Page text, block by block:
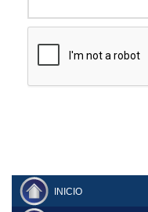
INICIO